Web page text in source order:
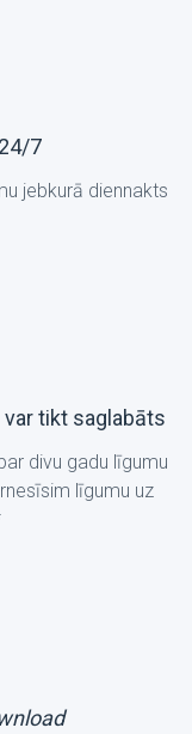
7
jebkurā diennakts
tikt saglabāts
divu gadu līgumu
līgumu uz